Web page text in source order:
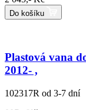
Do košíku
Plastová vana
2012- ,
102317R od 3-7 dní